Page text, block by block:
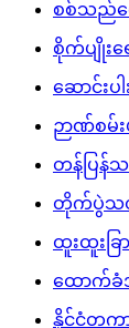
စစ်သည်ရေ
စိုက်ပျိုးရ
ဆောင်းပါ
ဉာဏ်စမ်
တန်ပြန်
တိုက်ပွဲသ
ထူးထူးခြာ
ထောက်ခံ
နိုင်ငံတက